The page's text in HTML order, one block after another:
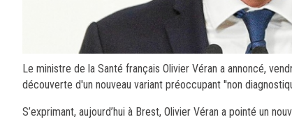
Le ministre de la Santé français Olivier Véran a annoncé,
découverte d'un nouveau variant préoccupant ''non
S’exprimant, aujourd’hui à Brest, Olivier Véran a pointé un